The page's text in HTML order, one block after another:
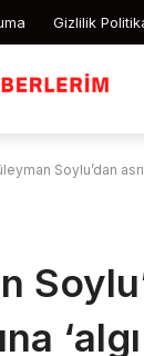
Gizlilik
Soylu’dan